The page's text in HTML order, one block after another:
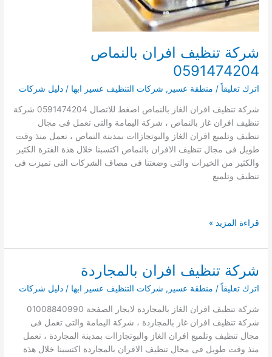
شركة تنظيف افران بالنماص
0591474204
اترك تعليقاً / منطقة عسير , شركات التنظيف عسير ابها /دليل شركات
شركة تنظيف افران الغاز بالنماص اضغط للاتصال 0591474204 شركة
تنظيف افران غاز بالنماص ، شركة اليمامة والتى تعمل فى مجال
تنظيف وتلميع افران الغاز والبوتجازاات بمدينة النماص ، نعمل منذ وقت
طويل فى مجال تنظيف الافران بالنماص اكتسبنا خلال هذة الفترة الكثير
والكثير من الخيرات والتى وضعتنا فى مصاف الشركات التى تميزت فى
تنظيف وتلميع
شركة
افران
0591474204
قراءة المزيد »
شركة تنظيف افران بالمجاردة
اترك تعليقاً / منطقة عسير , شركات التنظيف عسير ابها /دليل شركات
شركة تنظيف افران غاز بالمجاردة ، شركة اليمامة والتى تعمل فى
مجال تنظيف وتلميع افران الغاز والبوتجازاات بمدينة المجاردة ، نعمل
منذ وقت طويل فى مجال تنظيف الافران بالمجاردة اكتسبنا خلال هذة